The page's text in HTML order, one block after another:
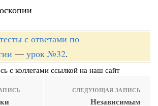
тесты с ответами по
— урок №32.
с коллегами ссылкой на наш сайт
СЛЕДУЮЩАЯ ЗАПИСЬ
Независимым